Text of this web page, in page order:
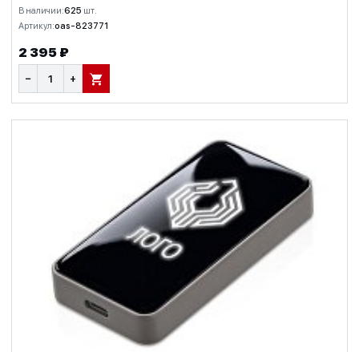
В наличии:625 шт.
Артикул:oas-823771
2 395 ₽
− + В КОРЗИНУ